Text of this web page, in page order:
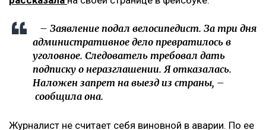
Журналисту запретили выезд из страны.
Расследование ведется по статье 345, части 1
Уголовного кодекса, сообщает Ulysmedia.kz.
ЧИТАЙТЕ ТАКЖЕ